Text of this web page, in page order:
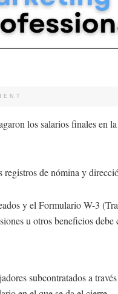
los salarios finales
de nómina y
y el Formulario W-3
u otros beneficios
subcontratados a